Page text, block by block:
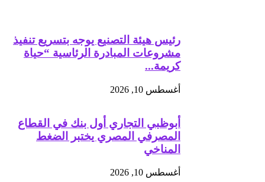
رئيس هيئة التصنيع يوجه بتسريع تنفيذ
مشروعات المبادرة الرئاسية “حياة
كريمة...
أغسطس 10, 2026
أبوظبي التجاري أول بنك في القطاع
المصرفي المصري يختبر الضغط
المناخي
أغسطس 10, 2026